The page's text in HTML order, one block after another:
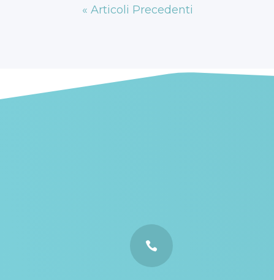
« Articoli Precedenti
